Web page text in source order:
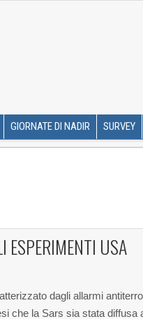
SKIP
GIORNATE DI NADIR SURVEY
ESPERIMENTI USA
dagli allarmi
che la Sars sia stata